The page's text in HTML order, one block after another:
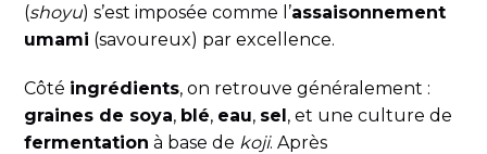
(shoyu) s’est imposée comme l’assaisonnement
umami (savoureux) par excellence.
Côté ingrédients, on retrouve généralement :
graines de soya, blé, eau, sel, et une culture de
fermentation à base de koji. Après